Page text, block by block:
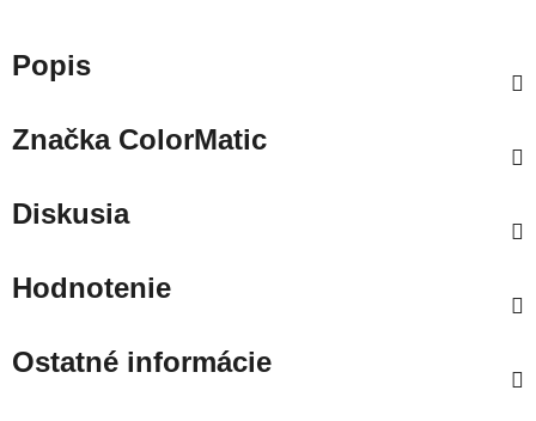
Popis
ZnačkaColorMatic
Diskusia
Hodnotenie
Ostatné informácie